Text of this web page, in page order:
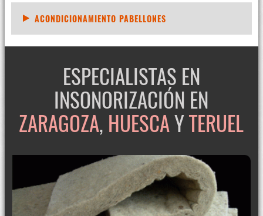
ACONDICIONAMIENTO PABELLONES
ESPECIALISTAS EN
INSONORIZACIÓN EN
ZARAGOZA, HUESCAYTERUEL